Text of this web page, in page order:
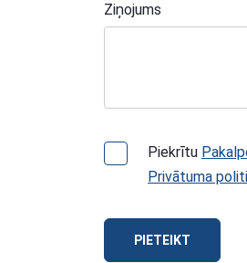
Ziņojums
Piekrītu
Privātuma
PIETEIKT